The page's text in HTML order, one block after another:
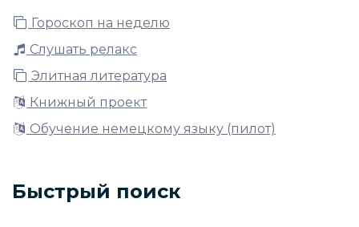
Гороскоп на неделю
Слушать релакс
Элитная литература
Книжный проект
Обучение немецкому языку (пилот)
Быстрый поиск